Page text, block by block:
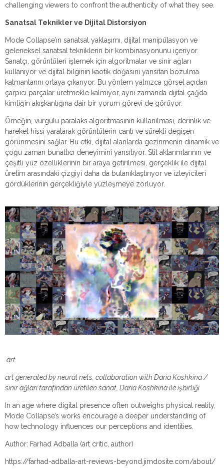
challenging viewers to confront the authenticity of what they see.
Sanatsal Teknikler ve Dijital Distorsiyon
Mode Collapse’ın sanatsal yaklaşımı, dijital manipülasyon ve
geleneksel sanatsal tekniklerin bir kombinasyonunu içeriyor.
Sanatçı, görüntüleri işlemek için algoritmalar ve sinir ağları
kullanıyor ve dijital bilginin kaotik doğasını yansıtan bozulma
katmanlarını ortaya çıkarıyor. Bu yöntem yalnızca görsel açıdan
çarpıcı parçalar üretmekle kalmıyor, aynı zamanda dijital çağda
kimliğin akışkanlığına dair bir yorum görevi de görüyor.
Örneğin, vurgulu paralaks algoritmasının kullanılması, derinlik ve
hareket hissi yaratarak görüntülerin canlı ve sürekli değişen
görünmesini sağlar. Bu etki, dijital alanlarda gezinmenin dinamik ve
çoğu zaman bunaltıcı deneyimini yansıtıyor. Stil aktarımlarının ve
çeşitli yüz özelliklerinin bir araya getirilmesi, gerçeklik ile dijital
üretim arasındaki çizgiyi daha da bulanıklaştırıyor ve izleyicileri
gördüklerinin gerçekliğiyle yüzleşmeye zorluyor.
.art
art generated by neural nets, collaboration with Daria Koshkina /
sinir ağları tarafından üretilen sanat, Daria Koshkina ile işbirliği
In an age where digital presence often outweighs physical reality,
Mode Collapse’s works encourage a deeper understanding of
how technology influences our perceptions and identities.
Author: Farhad Adballa (art critic, author)
https://farhad-adballa-art-reviews-beyond.jimdosite.com/about/